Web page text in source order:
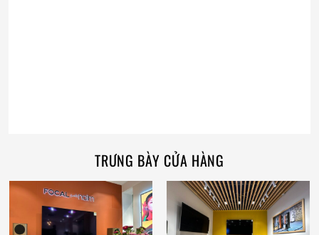
TRƯNG BÀY CỬA HÀNG